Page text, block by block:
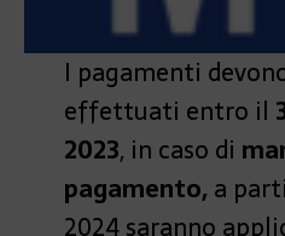
I pagamenti
effettuati entro il
2023, in caso di
pagamento,a
2024 saranno